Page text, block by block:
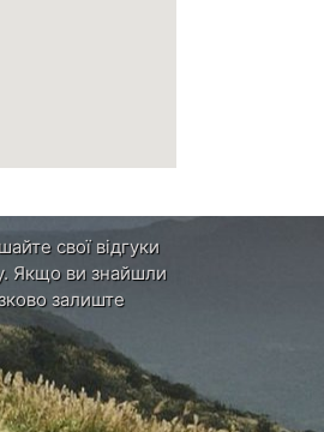
свої відгуки
Якщо ви знайшли
залиште